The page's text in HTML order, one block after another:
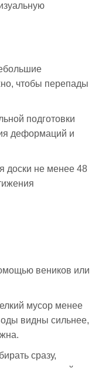
чтобы перепады
подготовки
деформаций и
доски не менее 48
веников или
мусор менее
видны сильнее,
сразу,